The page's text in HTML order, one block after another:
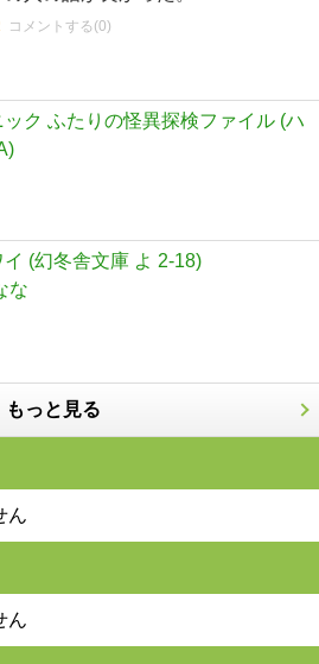
コメントする(0)
ク ふたりの怪異探検ファイル (ハ
イ (幻冬舎文庫 よ 2-18)
な
もっと見る
ん
ん